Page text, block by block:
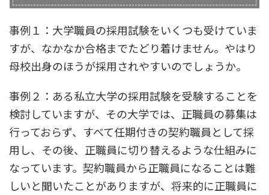
事例１：大学職員の採用試験をいくつも受けていま
すが、なかなか合格までたどり着けません。やはり
母校出身のほうが採用されやすいのでしょうか。
事例２：ある私立大学の採用試験を受験することを
検討していますが、その大学では、正職員の募集は
行っておらず、すべて任期付きの契約職員として採
用し、その後、正職員に切り替えるような仕組みに
なっています。契約職員から正職員になることは難
しいと聞いたことがありますが、将来的に正職員に